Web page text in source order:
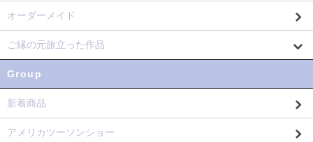
オーダーメイド
ご縁の元旅立った作品
Group
新着商品
アメリカツーソンショー